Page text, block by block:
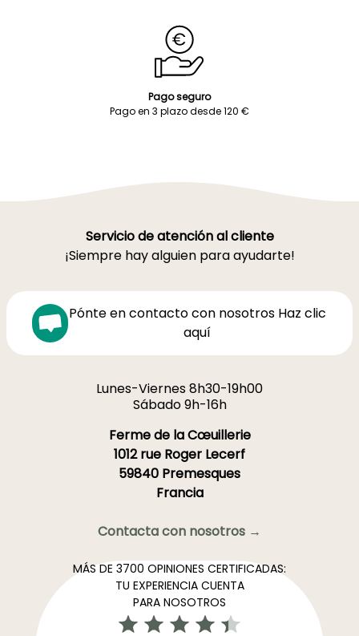
Pago seguro
Pago en 3 plazo desde 120 €
Servicio de atención al cliente
¡Siempre hay alguien para ayudarte!
Pónte en contacto con nosotros Haz clic
aquí
Lunes-Viernes 8h30-19h00
Sábado 9h-16h
Ferme de la Cœuillerie
1012 rue Roger Lecerf
59840 Premesques
Francia
Contacta con nosotros →
MÁS DE 3700 OPINIONES CERTIFICADAS:
TU EXPERIENCIA CUENTA
PARA NOSOTROS